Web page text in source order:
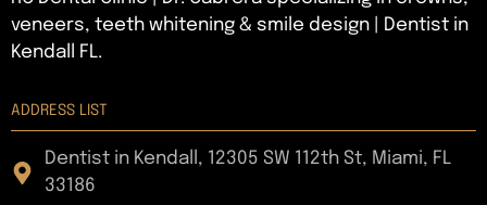
veneers, teeth whitening & smile design | Dentist in
Kendall FL.
ADDRESS LIST
Dentist in Kendall, 12305 SW 112th St, Miami, FL
33186